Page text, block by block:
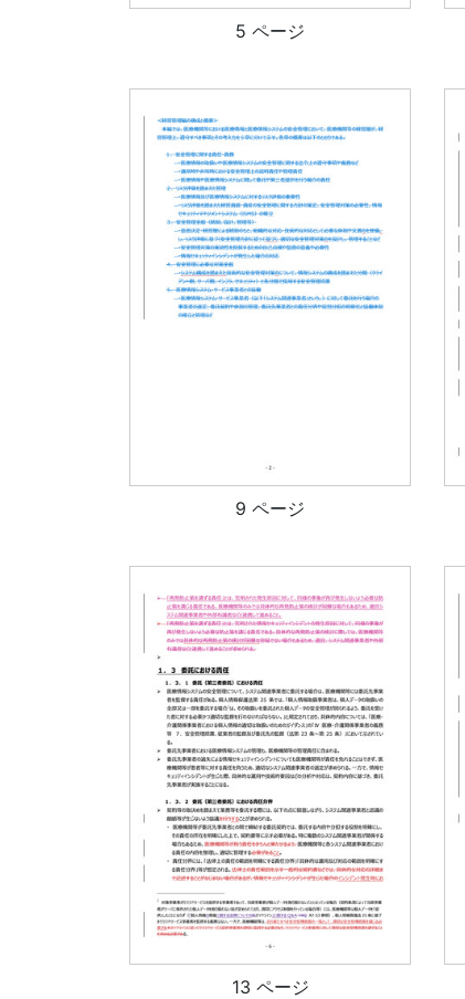
5 ページ
9 ページ
13 ページ